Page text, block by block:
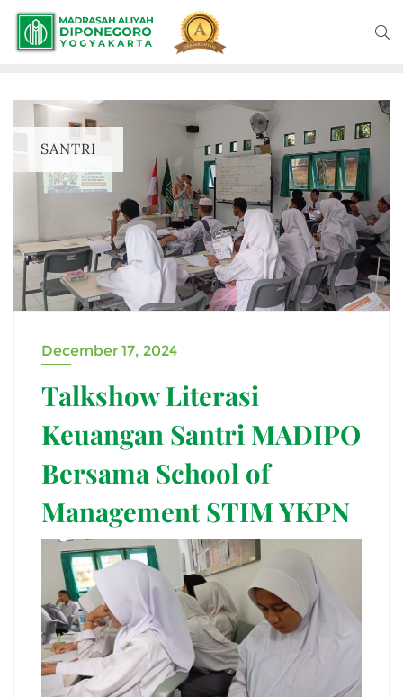
SANTRI
December 17, 2024
Talkshow Literasi
Keuangan Santri MADIPO
Bersama School of
Management STIM YKPN